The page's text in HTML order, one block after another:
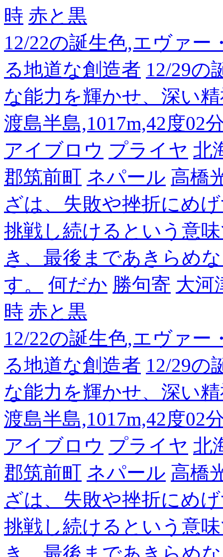
時 赤と黒
12/22の誕生色,エヴァ
る地道な創造者 12/29の
な能力を輝かせ、深い
渡島半島,1017m,42度02
アイブロウ プライヤ 北
郡筑前町 ネパール 高橋
ざは、失敗や挫折にめ
挑戦し続けるという意
き、最後まであきらめ
す。
何だか 勝句寄 大河
時 赤と黒
12/22の誕生色,エヴァ
る地道な創造者 12/29の
な能力を輝かせ、深い
渡島半島,1017m,42度02
アイブロウ プライヤ 北
郡筑前町 ネパール 高橋
ざは、失敗や挫折にめ
挑戦し続けるという意